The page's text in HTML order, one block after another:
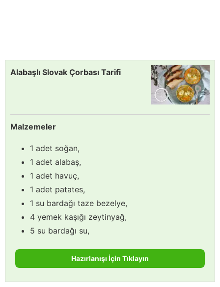
Alabaşlı Slovak Çorbası Tarifi
Malzemeler
1 adet soğan,
1 adet alabaş,
1 adet havuç,
1 adet patates,
1 su bardağı taze bezelye,
4 yemek kaşığı zeytinyağ,
5 su bardağı su,
Hazırlanışı İçin Tıklayın